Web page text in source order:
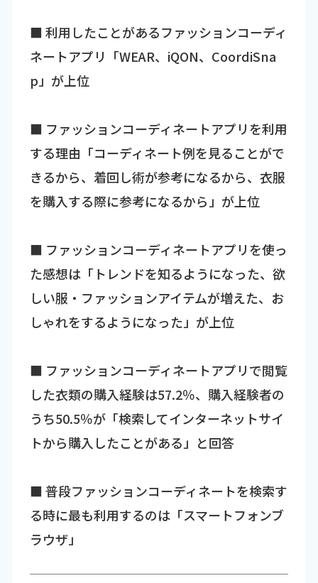
■ 利用したことがあるファッションコーディ
ネートアプリ「WEAR、iQON、CoordiSna
p」が上位
■ ファッションコーディネートアプリを利用
する理由「コーディネート例を見ることがで
きるから、着回し術が参考になるから、衣服
を購入する際に参考になるから」が上位
■ ファッションコーディネートアプリを使っ
た感想は「トレンドを知るようになった、欲
しい服・ファッションアイテムが増えた、お
しゃれをするようになった」が上位
■ ファッションコーディネートアプリで閲覧
した衣類の購入経験は57.2％、購入経験者の
うち50.5％が「検索してインターネットサイ
トから購入したことがある」と回答
■ 普段ファッションコーディネートを検索す
る時に最も利用するのは「スマートフォンブ
ラウザ」